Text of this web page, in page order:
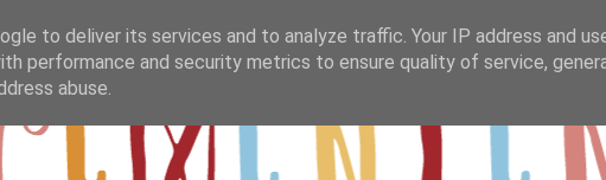
to deliver its services and to analyze traffic. Your IP address and
performance and security metrics to ensure quality of service,
abuse.